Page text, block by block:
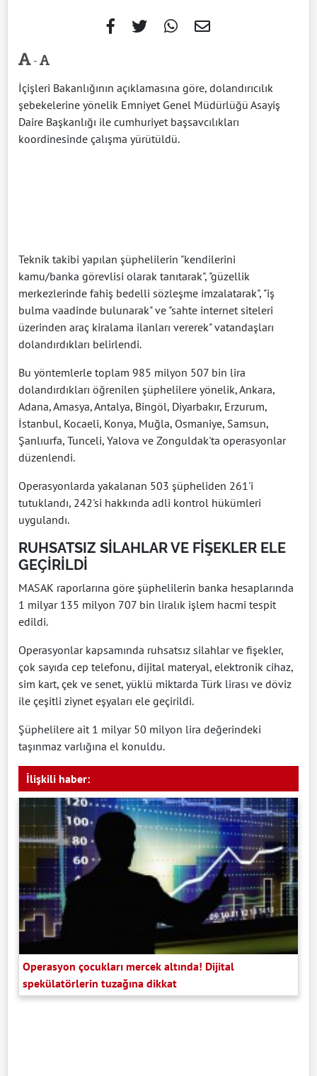
-
İçişleri Bakanlığının açıklamasına göre, dolandırıcılık
şebekelerine yönelik Emniyet Genel Müdürlüğü Asayiş
Daire Başkanlığı ile cumhuriyet başsavcılıkları
koordinesinde çalışma yürütüldü.
Teknik takibi yapılan şüphelilerin "kendilerini
kamu/banka görevlisi olarak tanıtarak", "güzellik
merkezlerinde fahiş bedelli sözleşme imzalatarak", "iş
bulma vaadinde bulunarak" ve "sahte internet siteleri
üzerinden araç kiralama ilanları vererek" vatandaşları
dolandırdıkları belirlendi.
Bu yöntemlerle toplam 985 milyon 507 bin lira
dolandırdıkları öğrenilen şüphelilere yönelik, Ankara,
Adana, Amasya, Antalya, Bingöl, Diyarbakır, Erzurum,
İstanbul, Kocaeli, Konya, Muğla, Osmaniye, Samsun,
Şanlıurfa, Tunceli, Yalova ve Zonguldak'ta operasyonlar
düzenlendi.
Operasyonlarda yakalanan 503 şüpheliden 261'i
tutuklandı, 242'si hakkında adli kontrol hükümleri
uygulandı.
RUHSATSIZ SİLAHLAR VE FİŞEKLER ELE
GEÇİRİLDİ
MASAK raporlarına göre şüphelilerin banka hesaplarında
1 milyar 135 milyon 707 bin liralık işlem hacmi tespit
edildi.
Operasyonlar kapsamında ruhsatsız silahlar ve fişekler,
çok sayıda cep telefonu, dijital materyal, elektronik cihaz,
sim kart, çek ve senet, yüklü miktarda Türk lirası ve döviz
ile çeşitli ziynet eşyaları ele geçirildi.
Şüphelilere ait 1 milyar 50 milyon lira değerindeki
taşınmaz varlığına el konuldu.
İlişkili haber:
Operasyon çocukları mercek altında! Dijital
spekülatörlerin tuzağına dikkat